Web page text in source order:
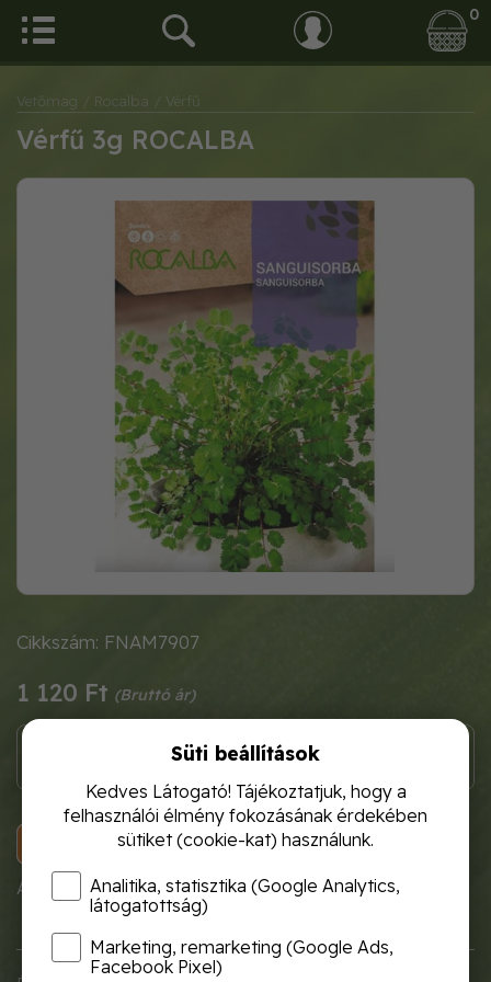
0
Vetőmag / Rocalba / Vérfű
Vérfű 3g ROCALBA
Cikkszám: FNAM7907
1 120 Ft
KOSÁRBA
A termék átmenetileg nem rendelhető!
Süti beállítások
Kedves Látogató! Tájékoztatjuk, hogy a
felhasználói élmény fokozásának érdekében
sütiket (cookie-kat) használunk.
Analitika, statisztika (Google Analytics,
látogatottság)
Marketing, remarketing (Google Ads,
Facebook Pixel)